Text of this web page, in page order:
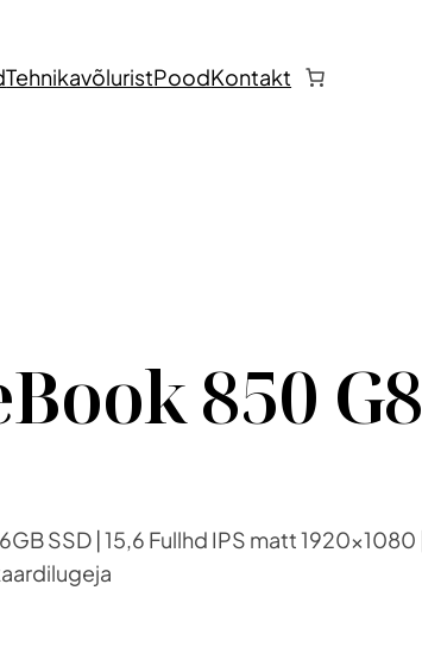
TehnikavõluristPoodKontakt
850 G8
SSD | 15,6 Fullhd IPS matt